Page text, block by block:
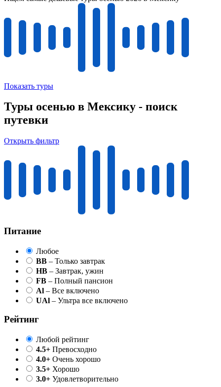
Показать туры
Туры осенью в Мексику - поиск
путевки
Открыть фильтр
Питание
Любое
BB – Только завтрак
HB – Завтрак, ужин
FB – Полный пансион
Al – Все включено
UAl – Ультра все включено
Рейтинг
Любой рейтинг
4.5+ Превосходно
4.0+ Очень хорошо
3.5+ Хорошо
3.0+ Удовлетворительно